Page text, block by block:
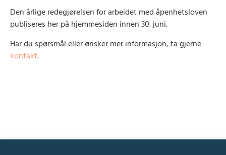
Den årlige redegjørelsen for arbeidet med åpenhetsloven
publiseres her på hjemmesiden innen 30. juni.
Har du spørsmål eller ønsker mer informasjon, ta gjerne
kontakt.